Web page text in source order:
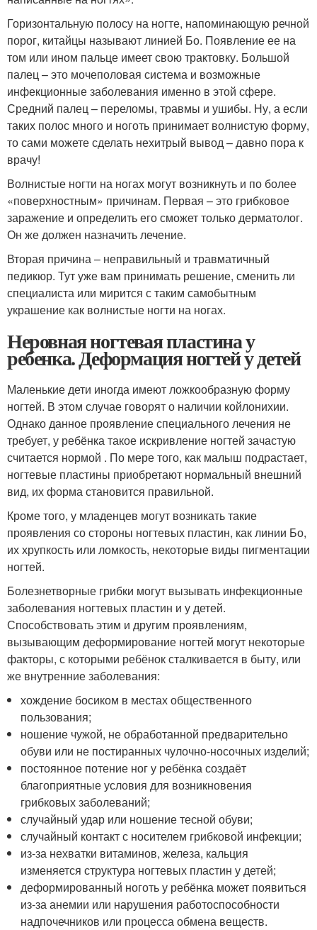
Горизонтальную полосу на ногте, напоминающую речной
порог, китайцы называют линией Бо. Появление ее на
том или ином пальце имеет свою трактовку. Большой
палец – это мочеполовая система и возможные
инфекционные заболевания именно в этой сфере.
Средний палец – переломы, травмы и ушибы. Ну, а если
таких полос много и ноготь принимает волнистую форму,
то сами можете сделать нехитрый вывод – давно пора к
врачу!
Волнистые ногти на ногах могут возникнуть и по более
«поверхностным» причинам. Первая – это грибковое
заражение и определить его сможет только дерматолог.
Он же должен назначить лечение.
Вторая причина – неправильный и травматичный
педикюр. Тут уже вам принимать решение, сменить ли
специалиста или мирится с таким самобытным
украшение как волнистые ногти на ногах.
Неровная ногтевая пластина у
ребенка. Деформация ногтей у детей
Маленькие дети иногда имеют ложкообразную форму
ногтей. В этом случае говорят о наличии койлонихии.
Однако данное проявление специального лечения не
требует, у ребёнка такое искривление ногтей зачастую
считается нормой . По мере того, как малыш подрастает,
ногтевые пластины приобретают нормальный внешний
вид, их форма становится правильной.
Кроме того, у младенцев могут возникать такие
проявления со стороны ногтевых пластин, как линии Бо,
их хрупкость или ломкость, некоторые виды пигментации
ногтей.
Болезнетворные грибки могут вызывать инфекционные
заболевания ногтевых пластин и у детей.
Способствовать этим и другим проявлениям,
вызывающим деформирование ногтей могут некоторые
факторы, с которыми ребёнок сталкивается в быту, или
же внутренние заболевания:
хождение босиком в местах общественного
пользования;
ношение чужой, не обработанной предварительно
обуви или не постиранных чулочно-носочных изделий;
постоянное потение ног у ребёнка создаёт
благоприятные условия для возникновения
грибковых заболеваний;
случайный удар или ношение тесной обуви;
случайный контакт с носителем грибковой инфекции;
из-за нехватки витаминов, железа, кальция
изменяется структура ногтевых пластин у детей;
деформированный ноготь у ребёнка может появиться
из-за анемии или нарушения работоспособности
надпочечников или процесса обмена веществ.